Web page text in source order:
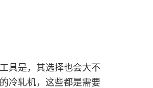
具是，其选择也会大不
冷轧机，这些都是需要